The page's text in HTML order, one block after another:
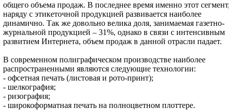
общего объема продаж. В последнее время именно этот
наряду с этикеточной продукцией развивается наиболее
динамично. Так же довольно велика доля, занимаемая газетно-
журнальной продукцией – 31%, однако в связи с интенсивным
развитием Интернета, объем продаж в данной отрасли падает.
В современном полиграфическом производстве наиболее
распространенными являются следующие технологии:
- офсетная печать (листовая и рото-принт);
- шелкография;
- ризография;
- широкоформатная печать на полноцветном плоттере.